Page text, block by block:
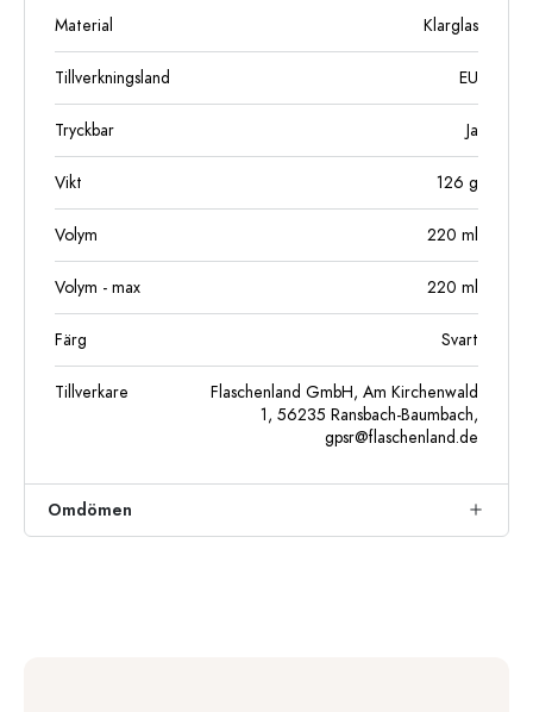
Material Klarglas
Tillverkningsland EU
Tryckbar Ja
Vikt 126 g
Volym 220 ml
Volym - max 220 ml
Färg Svart
Tillverkare
Flaschenland GmbH, Am Kirchenwald
1, 56235 Ransbach-Baumbach,
gpsr@flaschenland.de
Omdömen